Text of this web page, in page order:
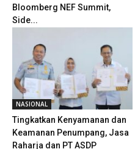
Bloomberg NEF Summit,
Side...
NASIONAL
Tingkatkan Kenyamanan dan
Keamanan Penumpang, Jasa
Raharja dan PT ASDP